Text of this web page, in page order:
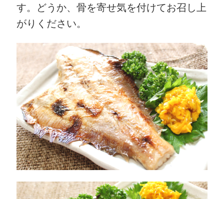
す。どうか、骨を寄せ気を付けてお召し上
がりください。